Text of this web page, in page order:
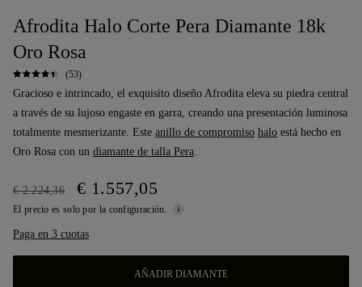
Afrodita Halo Corte Pera Diamante 18k
Oro Rosa
(53)
Gracioso e intrincado, el exquisito diseño Afrodita eleva su piedra central
a través de su lujoso engaste en garra, creando una presentación luminosa
totalmente mesmerizante. Este anillo de compromiso halo está hecho en
Oro Rosa con un diamante de talla Pera.
€ 2.224,36 € 1.557,05
El precio es solo por la configuración.
Paga en 3 cuotas
AÑADIR DIAMANTE